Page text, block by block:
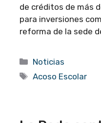
de créditos de más
para inversiones
reforma de la sede
Categorías
Noticias
Etiquetas
Acoso Escolar